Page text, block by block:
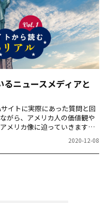
ニュースメディアと
イトに実際にあった質問と回
がら、アメリカ人の価値観や
メリカ像に迫っていきます！
2020-12-08